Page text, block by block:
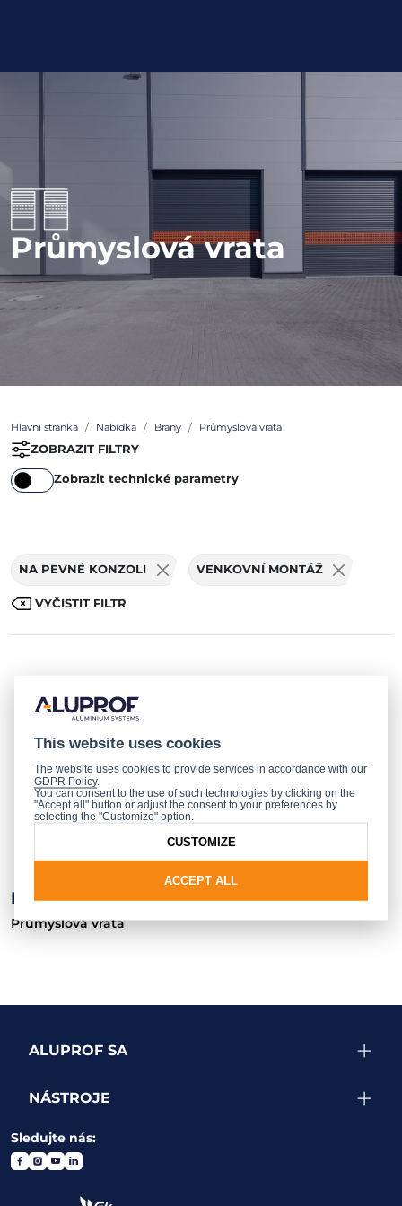
Průmyslová vrata
Hlavní stránka Nabídka Brány Průmyslová vrata
ZOBRAZIT FILTRY
Zobrazit technické parametry
NA PEVNÉ KONZOLI VENKOVNÍ MONTÁŽ
VYČISTIT FILTR
BPR/KNS
Průmyslová vrata
ALUPROF SA
NÁSTROJE
Sledujte nás:
This website uses cookies
The website uses cookies to provide services in accordance with our
GDPR Policy.
You can consent to the use of such technologies by clicking on the
"Accept all" button or adjust the consent to your preferences by
selecting the "Customize" option.
ACCEPT ALL
CUSTOMIZE